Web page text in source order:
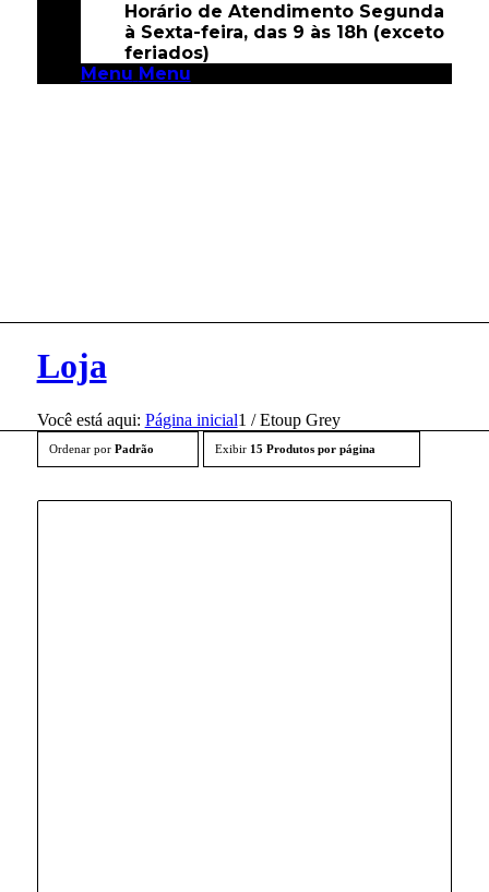
Horário de Atendimento Segunda
à Sexta-feira, das 9 às 18h (exceto
feriados)
Menu Menu
Loja
Você está aqui: Página inicial1 / Etoup Grey
Ordenar por Padrão Exibir 15 Produtos por página